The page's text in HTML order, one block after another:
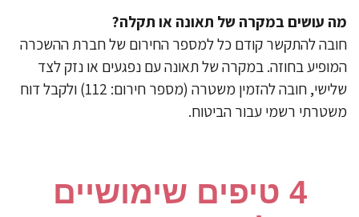
עושים במקרה של תאונה או תקלה?
להתקשר קודם כל למספר החירום של חברת ההשכרה
בחוזה. במקרה של תאונה עם נפגעים או נזק לצד
שלישי, חובה להזמין משטרה (מספר חירום: 112) ולקבל דוח
רשמי עבור הביטוח.
4 טיפים שימושיים